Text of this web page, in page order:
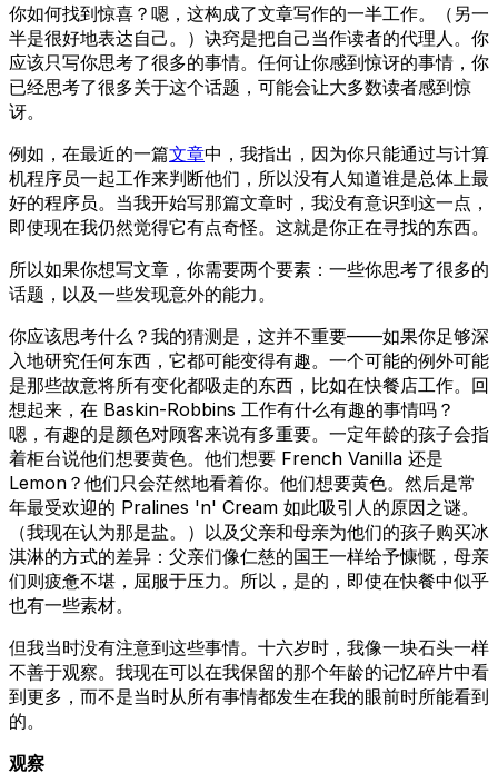
你如何找到惊喜？嗯，这构成了文章写作的一半工作。（另一
半是很好地表达自己。）诀窍是把自己当作读者的代理人。你
应该只写你思考了很多的事情。任何让你感到惊讶的事情，你
已经思考了很多关于这个话题，可能会让大多数读者感到惊
讶。
例如，在最近的一篇文章中，我指出，因为你只能通过与计算
机程序员一起工作来判断他们，所以没有人知道谁是总体上最
好的程序员。当我开始写那篇文章时，我没有意识到这一点，
即使现在我仍然觉得它有点奇怪。这就是你正在寻找的东西。
所以如果你想写文章，你需要两个要素：一些你思考了很多的
话题，以及一些发现意外的能力。
你应该思考什么？我的猜测是，这并不重要——如果你足够深
入地研究任何东西，它都可能变得有趣。一个可能的例外可能
是那些故意将所有变化都吸走的东西，比如在快餐店工作。回
想起来，在 Baskin-Robbins 工作有什么有趣的事情吗？
嗯，有趣的是颜色对顾客来说有多重要。一定年龄的孩子会指
着柜台说他们想要黄色。他们想要 French Vanilla 还是
Lemon？他们只会茫然地看着你。他们想要黄色。然后是常
年最受欢迎的 Pralines 'n' Cream 如此吸引人的原因之谜。
（我现在认为那是盐。）以及父亲和母亲为他们的孩子购买冰
淇淋的方式的差异：父亲们像仁慈的国王一样给予慷慨，母亲
们则疲惫不堪，屈服于压力。所以，是的，即使在快餐中似乎
也有一些素材。
但我当时没有注意到这些事情。十六岁时，我像一块石头一样
不善于观察。我现在可以在我保留的那个年龄的记忆碎片中看
到更多，而不是当时从所有事情都发生在我的眼前时所能看到
的。
观察